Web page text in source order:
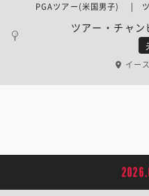
ツアー・チャ
PGAツアー(米国男子) | ツ
イー